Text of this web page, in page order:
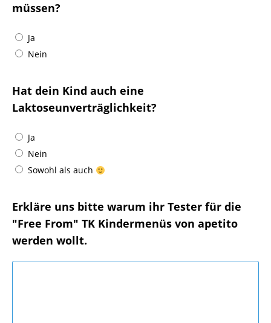
müssen?
Ja
Nein
Hat dein Kind auch eine
Laktoseunverträglichkeit?
Ja
Nein
Sowohl als auch
Erkläre uns bitte warum ihr Tester für die
"Free From" TK Kindermenüs von apetito
werden wollt.